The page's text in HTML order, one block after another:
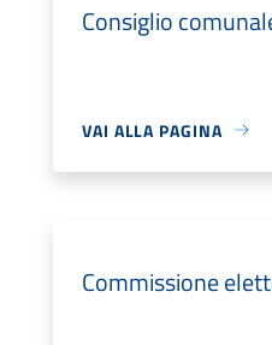
Consiglio
VAI ALLA PAGINA
Commissione